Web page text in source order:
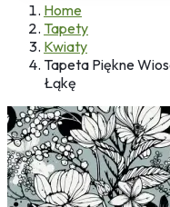
Home
Tapety
Kwiaty
Tapeta Piękne
Łąkę